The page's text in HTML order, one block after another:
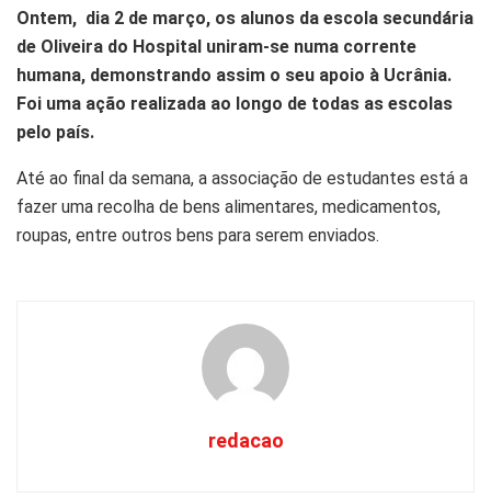
Ontem, dia 2 de março, os alunos da escola secundária
de Oliveira do Hospital uniram-se numa corrente
humana, demonstrando assim o seu apoio à Ucrânia.
Foi uma ação realizada ao longo de todas as escolas
pelo país.
Até ao final da semana, a associação de estudantes está a
fazer uma recolha de bens alimentares, medicamentos,
roupas, entre outros bens para serem enviados.
redacao